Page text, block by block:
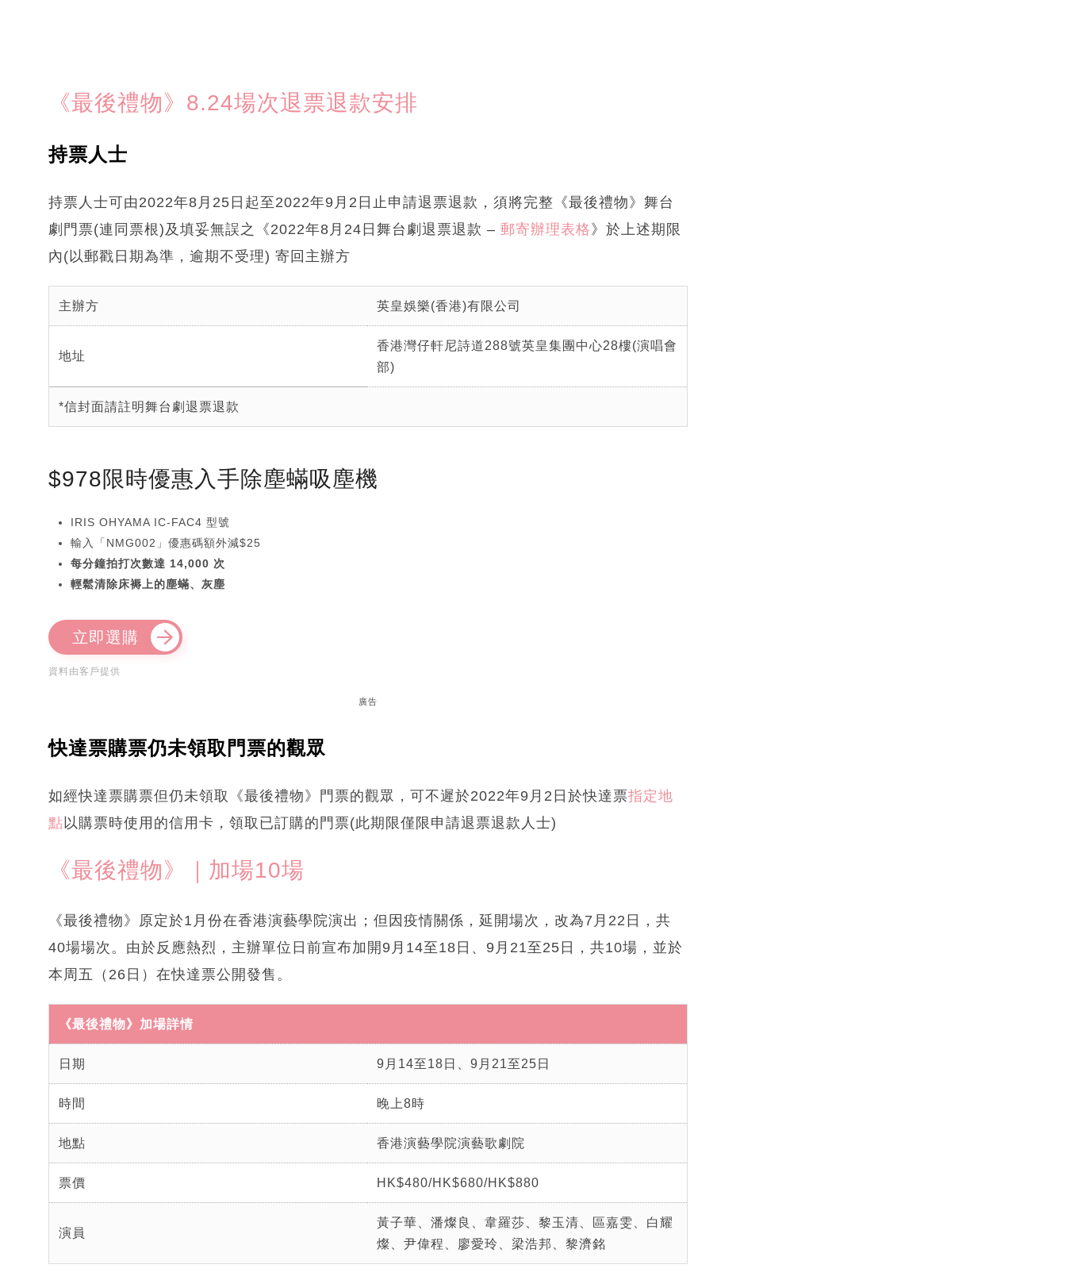
《最後禮物》8.24場次退票退款安排
持票人士
持票人士可由2022年8月25日起至2022年9月2日止申請退票退款，須將完整《最後禮物》舞台
劇門票(連同票根)及填妥無誤之《2022年8月24日舞台劇退票退款 – 郵寄辦理表格》於上述期限
內(以郵戳日期為準，逾期不受理) 寄回主辦方
主辦方 英皇娛樂(香港)有限公司
地址
香港灣仔軒尼詩道288號英皇集團中心28樓(演唱會
部)
*信封面請註明舞台劇退票退款
$978限時優惠入手除塵蟎吸塵機
IRIS OHYAMA IC-FAC4 型號
輸入「NMG002」優惠碼額外減$25
每分鐘拍打次數達 14,000 次
輕鬆清除床褥上的塵蟎、灰塵
立即選購
資料由客戶提供
廣告
快達票購票仍未領取門票的觀眾
如經快達票購票但仍未領取《最後禮物》門票的觀眾，可不遲於2022年9月2日於快達票指定地
點 以購票時使用的信用卡，領取已訂購的門票(此期限僅限申請退票退款人士)
《最後禮物》｜加場10場
《最後禮物》原定於1月份在香港演藝學院演出；但因疫情關係，延開場次，改為7月22日，共
40場場次。由於反應熱烈，主辦單位日前宣布加開9月14至18日、9月21至25日，共10場，並於
本周五（26日）在快達票公開發售。
《最後禮物》加場詳情
日期 9月14至18日、9月21至25日
時間 晚上8時
地點 香港演藝學院演藝歌劇院
票價 HK$480/HK$680/HK$880
演員
黃子華、潘燦良、韋羅莎、黎玉清、區嘉雯、白耀
燦、尹偉程、廖愛玲、梁浩邦、黎濟銘